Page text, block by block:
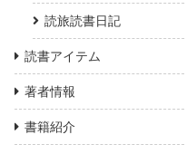
読旅読書日記
読書アイテム
著者情報
書籍紹介